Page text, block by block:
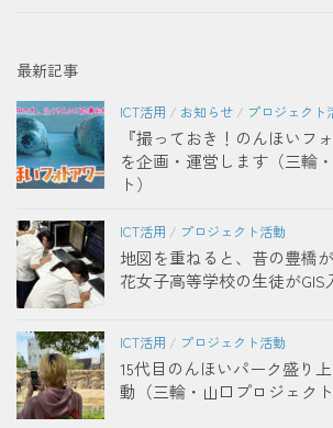
最新記事
ICT活用 / お知らせ / プロジェクト
『撮っておき！のんほいフ
を企画・運営します（三輪
ト）
ICT活用 / プロジェクト活動
地図を重ねると、昔の豊橋
花女子高等学校の生徒が
ICT活用 / プロジェクト活動
15代目のんほいパーク盛り
動（三輪・山口プロジェクト